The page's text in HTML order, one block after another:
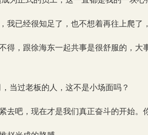
我已经很知足了，也不想着再往上爬了
得，跟徐海东一起共事是很舒服的，
当过老板的人，这不是小场面吗？
去吧，现在才是我们真正奋斗的开始。